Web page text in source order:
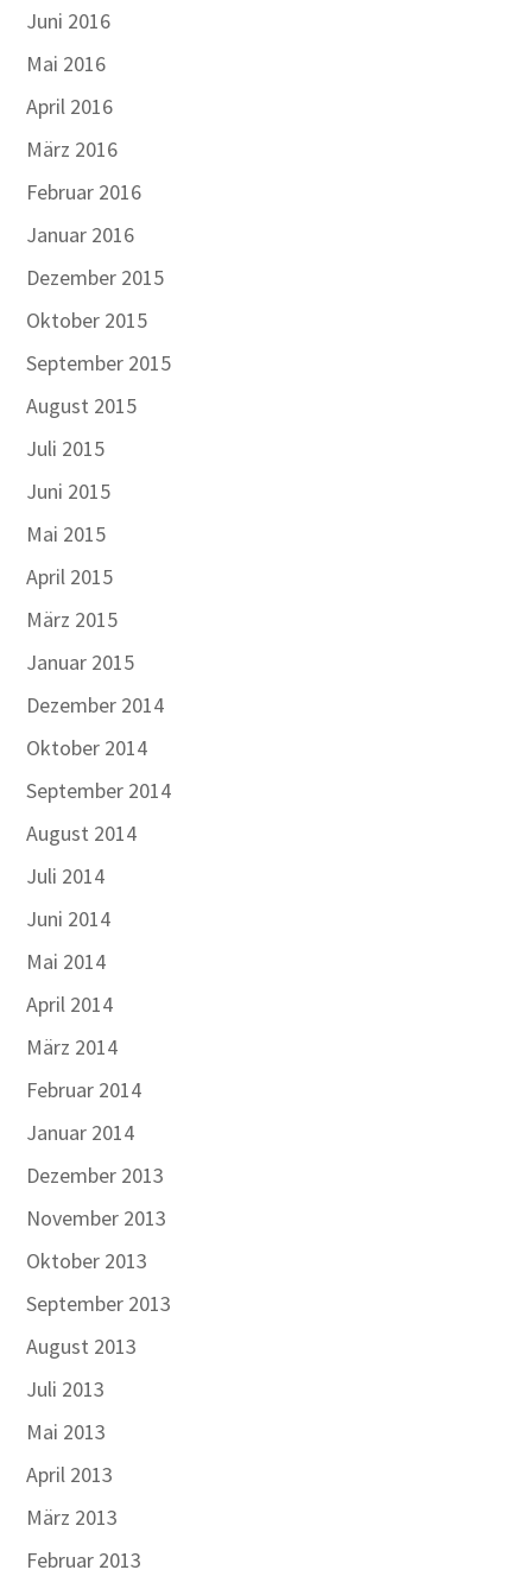
Juni 2016
Mai 2016
April 2016
März 2016
Februar 2016
Januar 2016
Dezember 2015
Oktober 2015
September 2015
August 2015
Juli 2015
Juni 2015
Mai 2015
April 2015
März 2015
Januar 2015
Dezember 2014
Oktober 2014
September 2014
August 2014
Juli 2014
Juni 2014
Mai 2014
April 2014
März 2014
Februar 2014
Januar 2014
Dezember 2013
November 2013
Oktober 2013
September 2013
August 2013
Juli 2013
Mai 2013
April 2013
März 2013
Februar 2013